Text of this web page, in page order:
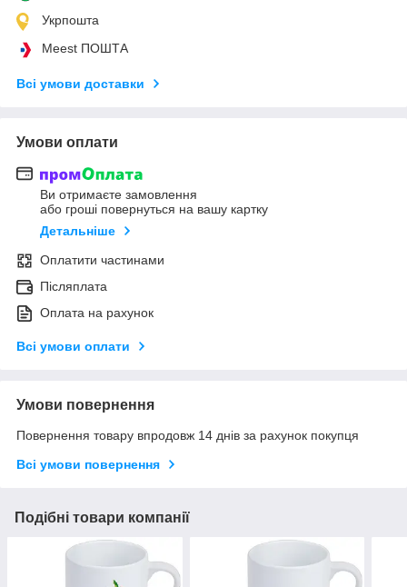
Укрпошта
Meest ПОШТА
Всі умови доставки
Умови оплати
Ви отримаєте замовлення
або гроші повернуться на вашу картку
Детальніше
Оплатити частинами
Післяплата
Оплата на рахунок
Всі умови оплати
Умови повернення
Повернення товару впродовж 14 днів за рахунок покупця
Всі умови повернення
Подібні товари компанії